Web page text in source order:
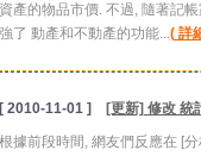
資產的物品市價. 不過, 隨著記
強了 動產和不動產的功能...( 詳
[ 2010-11-01 ]
[更新] 修改 統
根據前段時間, 網友們反應在 [